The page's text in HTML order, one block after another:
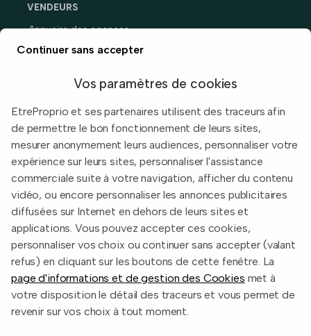
VENDEURS
Annuaire des agences
Prix immobiliers en France
Informations légales
Conditions d'utilisation
Politique de confidentialité
2026 EtreProprio.com
Continuer sans accepter
Vos paramètres de cookies
EtreProprio et ses partenaires utilisent des traceurs afin
de permettre le bon fonctionnement de leurs sites,
mesurer anonymement leurs audiences, personnaliser votre
expérience sur leurs sites, personnaliser l'assistance
commerciale suite à votre navigation, afficher du contenu
vidéo, ou encore personnaliser les annonces publicitaires
diffusées sur Internet en dehors de leurs sites et
applications. Vous pouvez accepter ces cookies,
personnaliser vos choix ou continuer sans accepter (valant
refus) en cliquant sur les boutons de cette fenêtre. La
page d'informations et de gestion des Cookies met à
votre disposition le détail des traceurs et vous permet de
revenir sur vos choix à tout moment.